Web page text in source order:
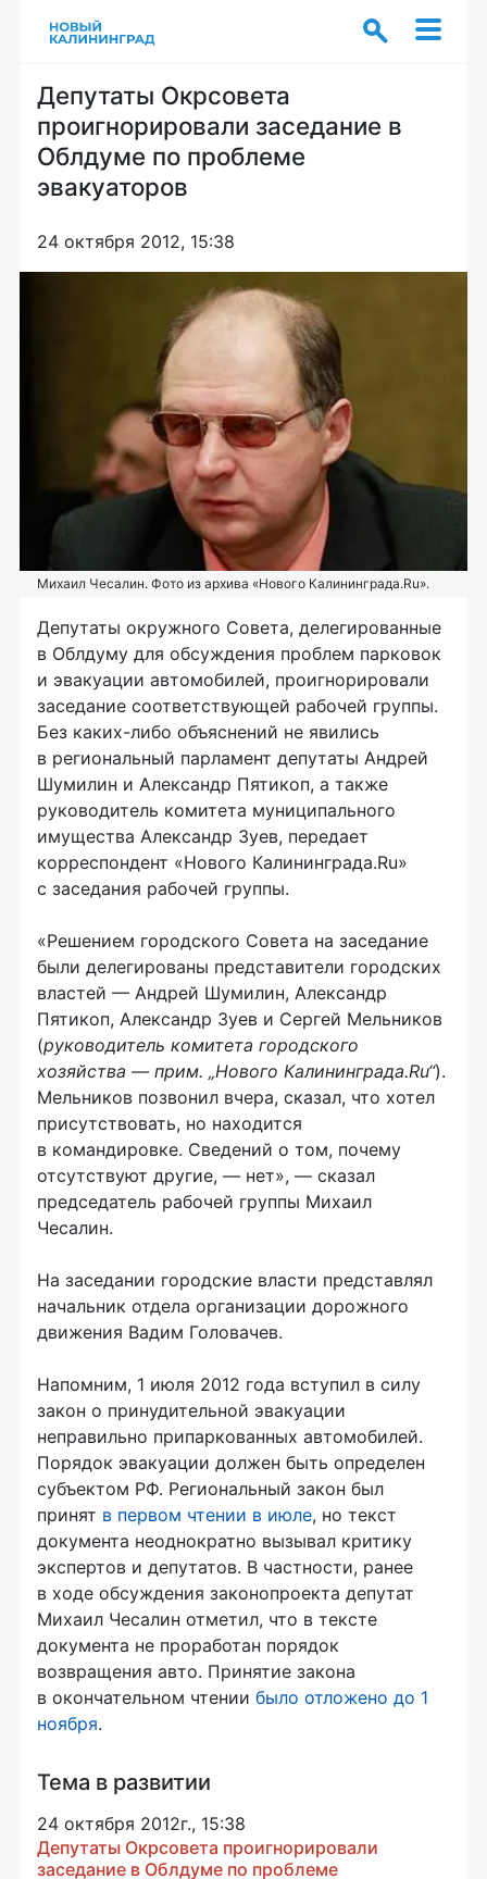
Депутаты Окрсовета
проигнорировали заседание в
Облдуме по проблеме
эвакуаторов
24 октября 2012, 15:38
Михаил Чесалин. Фото из архива «Нового Калининграда.Ru».
Депутаты окружного Совета, делегированные
в Облдуму для обсуждения проблем парковок
и эвакуации автомобилей, проигнорировали
заседание соответствующей рабочей группы.
Без каких-либо объяснений не явились
в региональный парламент депутаты Андрей
Шумилин и Александр Пятикоп, а также
руководитель комитета муниципального
имущества Александр Зуев, передает
корреспондент «Нового Калининграда.Ru»
с заседания рабочей группы.
«Решением городского Совета на заседание
были делегированы представители городских
властей — Андрей Шумилин, Александр
Пятикоп, Александр Зуев и Сергей Мельников
(руководитель комитета городского
хозяйства — прим. „Нового Калининграда.Ru“).
Мельников позвонил вчера, сказал, что хотел
присутствовать, но находится
в командировке. Сведений о том, почему
отсутствуют другие, — нет», — сказал
председатель рабочей группы Михаил
Чесалин.
На заседании городские власти представлял
начальник отдела организации дорожного
движения Вадим Головачев.
Напомним, 1 июля 2012 года вступил в силу
закон о принудительной эвакуации
неправильно припаркованных автомобилей.
Порядок эвакуации должен быть определен
субъектом РФ. Региональный закон был
принят в первом чтении в июле, но текст
документа неоднократно вызывал критику
экспертов и депутатов. В частности, ранее
в ходе обсуждения законопроекта депутат
Михаил Чесалин отметил, что в тексте
документа не проработан порядок
возвращения авто. Принятие закона
в окончательном чтении было отложено до 1
ноября.
Тема в развитии
24 октября 2012г., 15:38
Депутаты Окрсовета проигнорировали
заседание в Облдуме по проблеме